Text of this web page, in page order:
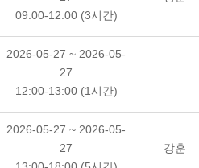
09:00-12:00 (3시간)
2026-05-27 ~ 2026-05-
27
12:00-13:00 (1시간)
2026-05-27 ~ 2026-05-
27
강훈